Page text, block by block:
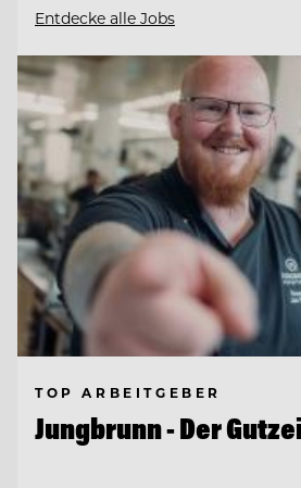
Entdecke alle Jobs
TOP ARBEITGEBER
Jungbrunn - Der